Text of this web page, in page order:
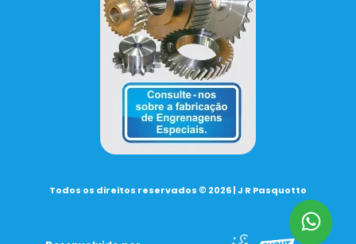
Todos os direitos reservados © 2026 | J R Pasquotto